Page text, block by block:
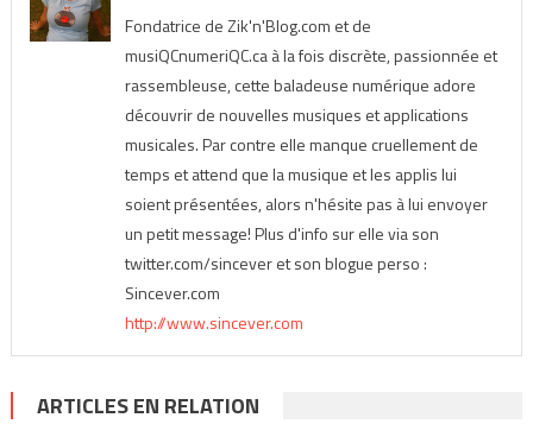
Fondatrice de Zik'n'Blog.com et de
musiQCnumeriQC.ca à la fois discrète, passionnée et
rassembleuse, cette baladeuse numérique adore
découvrir de nouvelles musiques et applications
musicales. Par contre elle manque cruellement de
temps et attend que la musique et les applis lui
soient présentées, alors n'hésite pas à lui envoyer
un petit message! Plus d'info sur elle via son
twitter.com/sincever et son blogue perso :
Sincever.com
http://www.sincever.com
ARTICLES EN RELATION